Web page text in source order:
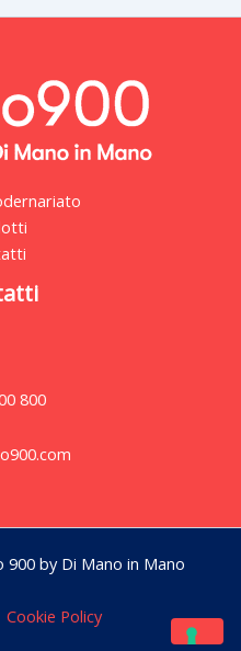
800
by Di Mano in Mano
Cookie Policy